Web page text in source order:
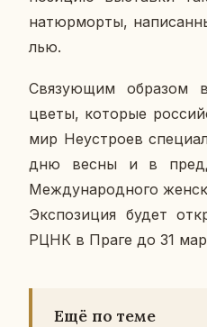
на­тюр­мор­ты,
лью.
Свя­зу­ю­щим об­ра­зом
цветы, ко­то­рые
мир Неустро­ев
дню весны и в
Меж­ду­на­род­но­го
Экс­по­зи­ция будет
РЦНК в Праге до 31
Ещё по теме